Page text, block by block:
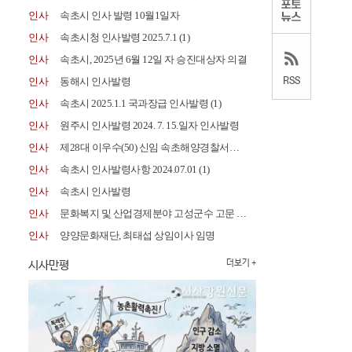
인사
속초시 인사 발령 10월1일자
인사
속초시청 인사발령 2025.7.1 (1)
인사
속초시, 2025년 6월 12일 자 승진대상자 의결
인사
동해시 인사발령
인사
속초시 2025.1.1 국과장급 인사발령 (1)
인사
원주시 인사발령 2024. 7. 15.일자 인사발령
인사
제28대 이우수(50) 신임 속초해양경찰서장 취임
인사
속초시 인사발령사항 2024.07.01 (1)
인사
속초시 인사발령
인사
문화복지 및 산업경제분야 고성군수 고문 위촉
인사
양양문화재단, 최태섭 상임이사 임명
시사만평 더보기 +